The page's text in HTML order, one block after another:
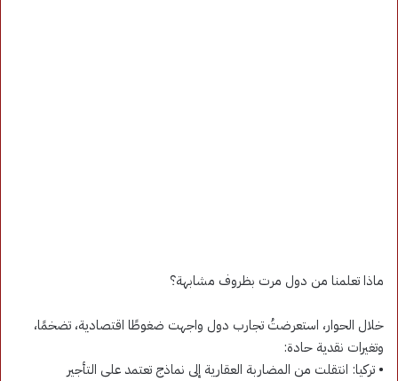
ماذا تعلمنا من دول مرت بظروف مشابهة؟
خلال الحوار، استعرضتُ تجارب دول واجهت ضغوطًا اقتصادية، تضخمًا،
وتغيرات نقدية حادة:
• تركيا: انتقلت من المضاربة العقارية إلى نماذج تعتمد على التأجير